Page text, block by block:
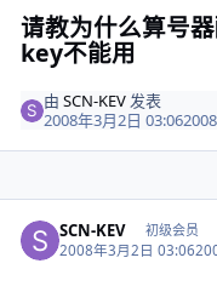
请教为什么算号
key不能用
由SCN-KEV 发表
2008年3月2日 03:06
SCN-KEV 初级会员
2008年3月2日 03:06